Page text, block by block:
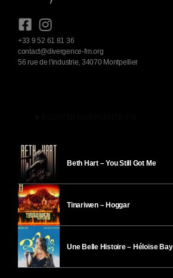
+33 9 52 61 81 36
contact@divergence-fm.org
56 rue de l'industrie, 34070 Montpellier
Beth Hart – You Still Got Me
Tinariwen – Hoggar
Une Belle Histoire – Héloïse Bay